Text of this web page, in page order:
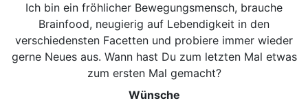
Ich bin ein fröhlicher Bewegungsmensch, brauche
Brainfood, neugierig auf Lebendigkeit in den
verschiedensten Facetten und probiere immer wieder
gerne Neues aus. Wann hast Du zum letzten Mal etwas
zum ersten Mal gemacht?
Wünsche